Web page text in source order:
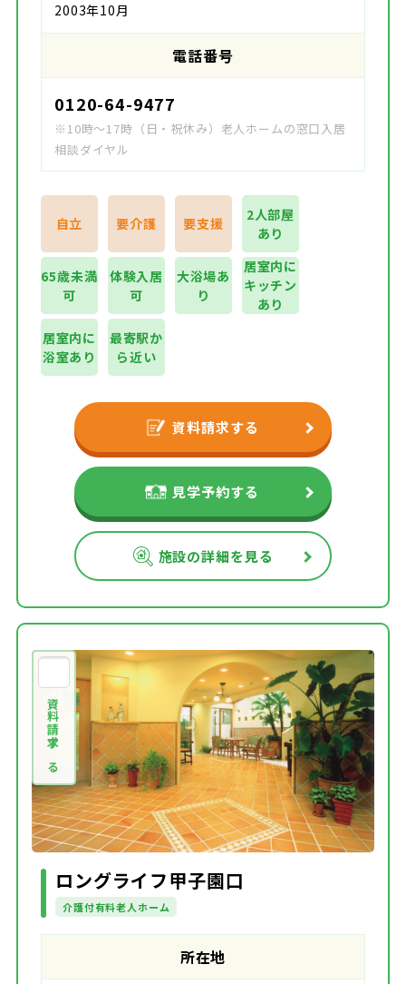
2003年10月
電話番号
0120-64-9477
※10時～17時（日・祝休み）老人ホームの窓口入居
相談ダイヤル
自立 要介護 要支援
2人部屋
あり
65歳未満
可
体験入居
可
大浴場あ
り
居室内に
キッチン
あり
居室内に
浴室あり
最寄駅か
ら近い
資料請求する
見学予約する
施設の詳細を見る
資料請求する
ロングライフ甲子園口
介護付有料老人ホーム
所在地